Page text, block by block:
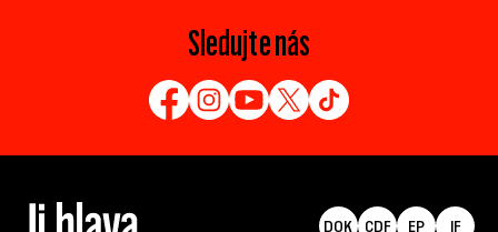
Sledujte nás
DOK CDF EP IF